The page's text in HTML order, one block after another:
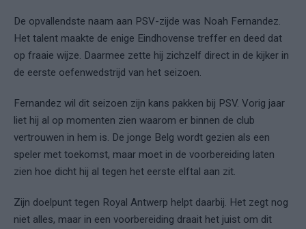
De opvallendste naam aan PSV-zijde was Noah Fernandez.
Het talent maakte de enige Eindhovense treffer en deed dat
op fraaie wijze. Daarmee zette hij zichzelf direct in de kijker in
de eerste oefenwedstrijd van het seizoen.
Fernandez wil dit seizoen zijn kans pakken bij PSV. Vorig jaar
liet hij al op momenten zien waarom er binnen de club
vertrouwen in hem is. De jonge Belg wordt gezien als een
speler met toekomst, maar moet in de voorbereiding laten
zien hoe dicht hij al tegen het eerste elftal aan zit.
Zijn doelpunt tegen Royal Antwerp helpt daarbij. Het zegt nog
niet alles, maar in een voorbereiding draait het juist om dit